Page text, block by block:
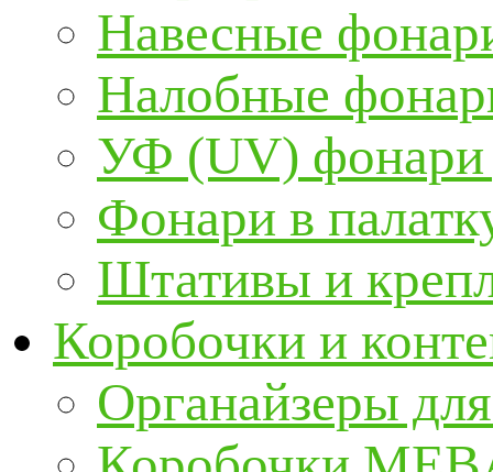
Навесные
Налобные
УФ (UV) фонари
Фонари в
Штативы и
Коробочки и
Органайзеры